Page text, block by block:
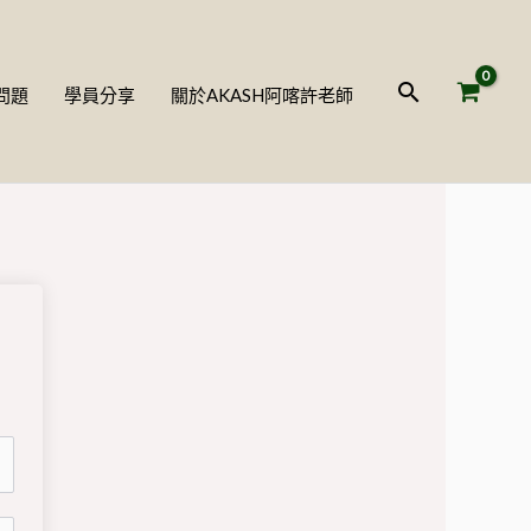
題 學員分享 關於AKASH阿喀許老師
搜